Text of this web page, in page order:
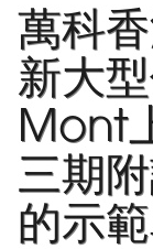
萬科
新大
Mont
三期
的示